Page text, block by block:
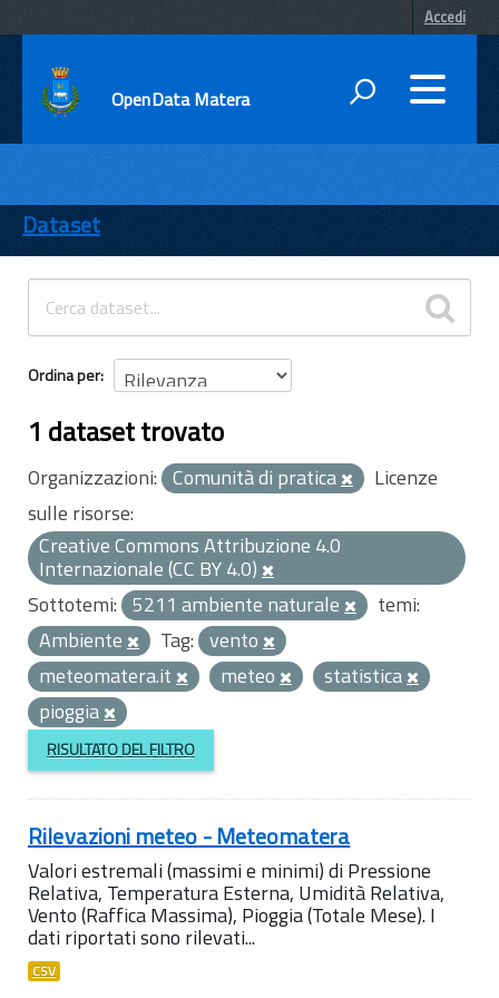
Accedi
OpenData Matera
ENTI
TEMI
INFORMAZIONI
Dataset
Ordina per
1 dataset trovato
Organizzazioni: Comunità di pratica
Licenze
sulle risorse:
Creative Commons Attribuzione 4.0
Internazionale (CC BY 4.0)
Sottotemi: 5211 ambiente naturale
temi:
Ambiente
Tag: vento
meteomatera.it
meteo
statistica
pioggia
RISULTATO DEL FILTRO
Rilevazioni meteo - Meteomatera
Valori estremali (massimi e minimi) di Pressione
Relativa, Temperatura Esterna, Umidità Relativa,
Vento (Raffica Massima), Pioggia (Totale Mese). I
dati riportati sono rilevati...
CSV